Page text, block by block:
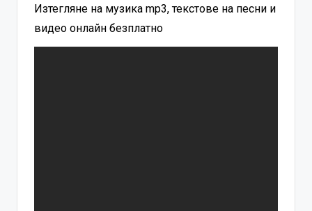
Изтегляне на музика mp3, текстове на песни и
видео онлайн безплатно